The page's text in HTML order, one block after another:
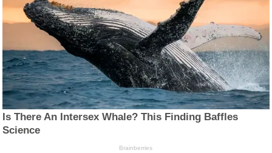
Is There An Intersex Whale? This Finding Baffles
Science
Brainberries